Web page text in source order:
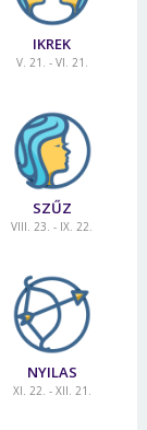
IKREK
V. 21. - VI. 21.
SZŰZ
VIII. 23. - IX. 22.
NYILAS
XI. 22. - XII. 21.